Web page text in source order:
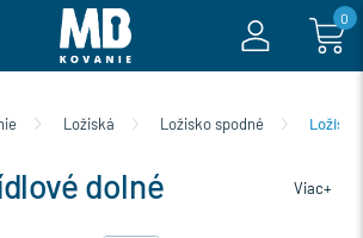
0
Ložiská Ložisko spodné
dolné Viac+